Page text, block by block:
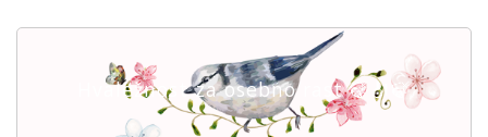
Hvaležnost za osebno rast 🍃🎻🍃